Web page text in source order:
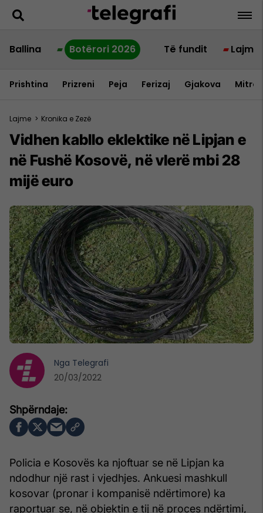
Ballina Botërori 2026 Të fundit Lajme
Prishtina Prizreni Peja Ferizaj Gjakova
Lajme > Kronika e Zezë
Vidhen kabllo eklektike në Lipjan e
në Fushë Kosovë, në vlerë mbi 28
mijë euro
Policia e Kosovës ka njoftuar se në Lipjan ka
ndodhur një rast i vjedhjes. Ankuesi mashkull
kosovar (pronar i kompanisë ndërtimore) ka
raportuar se, në objektin e tij në proces ndërtimi,
Nga Telegrafi
20/03/2022